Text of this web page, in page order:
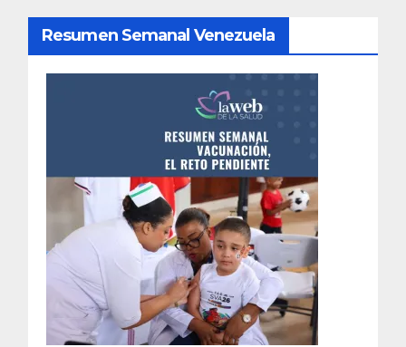
Resumen Semanal Venezuela